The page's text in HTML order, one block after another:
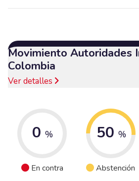
Movimiento Autoridades
Colombia
Ver detalles
0 %
En contra
50 %
Abstención